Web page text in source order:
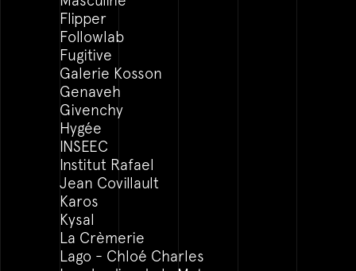
Flipper
Followlab
Fugitive
Galerie Kosson
Genaveh
Givenchy
Hygée
INSEEC
Institut Rafael
Jean Covillault
Karos
Kysal
La Crèmerie
Lago - Chloé Charles